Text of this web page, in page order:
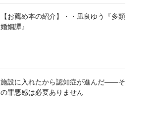
【お薦め本の紹介】・・凪良ゆう『多類
婚姻譚』
施設に入れたから認知症が進んだ――そ
の罪悪感は必要ありません